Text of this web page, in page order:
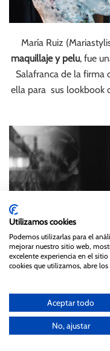
María Ruiz
maquillaje y pelu, fue
Salafranca de la firma
ella para sus lookbook
Las amigas de
Miss Camisones y
Utilizamos cookies
Podemos utilizarlas para el
mejorar nuestro sitio web,
excelente experiencia en el
cookies que utilizamos, abre los
Aceptar todo
No, ajustar